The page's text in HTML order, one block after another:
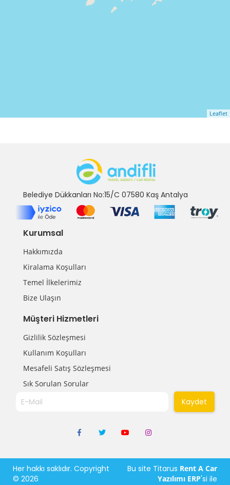
Leaflet
Belediye Dükkanları No:15/C 07580 Kaş Antalya
Kurumsal
Hakkımızda
Kiralama Koşulları
Temel İlkelerimiz
Bize Ulaşın
Müşteri Hizmetleri
Gizlilik Sözleşmesi
Kullanım Koşulları
Mesafeli Satış Sözleşmesi
Sık Sorulan Sorular
Kaydet
Her hakkı saklıdır. Copyright
© 2026
Bu site Titarus Rent A Car
Yazılımı ERP'si ile